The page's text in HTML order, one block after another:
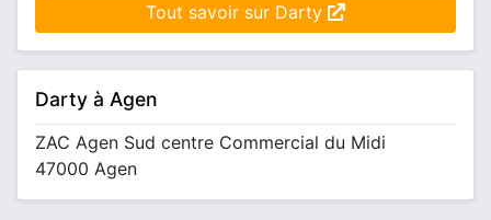
Tout savoir sur Darty
Darty à Agen
ZAC Agen Sud centre Commercial du Midi
47000 Agen